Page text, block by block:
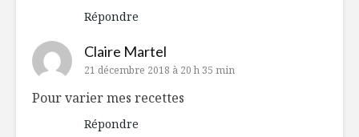
Répondre
Claire Martel
21 décembre 2018 à 20 h 35 min
Pour varier mes recettes
Répondre